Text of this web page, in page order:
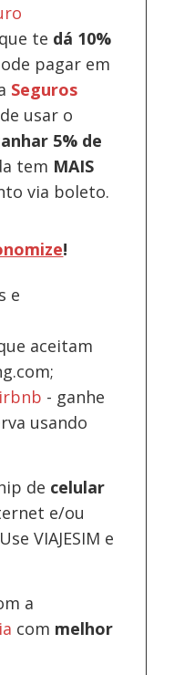
te dá 10%
pagar em
Seguros
usar o
5% de
tem MAIS
via boleto.
!
e
aceitam
- ganhe
usando
de celular
e/ou
VIAJESIM e
a
com melhor